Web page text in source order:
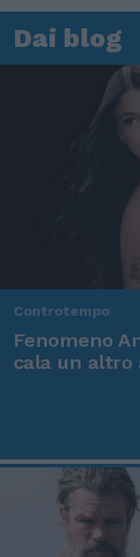
Dai blog
Controtempo
Fenomeno
cala un altro